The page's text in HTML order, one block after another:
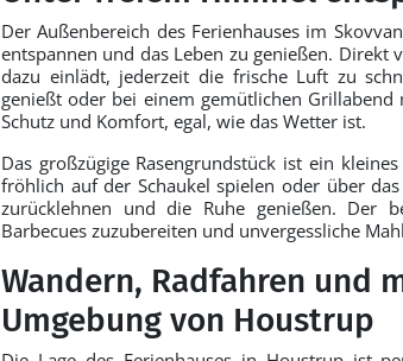
Der Außenbereich des Ferienhauses im
entspannen und das Leben zu genießen. Direkt
dazu einlädt, jederzeit die frische Luft zu
genießt oder bei einem gemütlichen
Schutz und Komfort, egal, wie das Wetter ist.
Das großzügige Rasengrundstück ist ein
fröhlich auf der Schaukel spielen oder über
zurücklehnen und die Ruhe genießen. Der
Barbecues zuzubereiten und unvergessliche
Wandern, Radfahren und
Umgebung von Houstrup